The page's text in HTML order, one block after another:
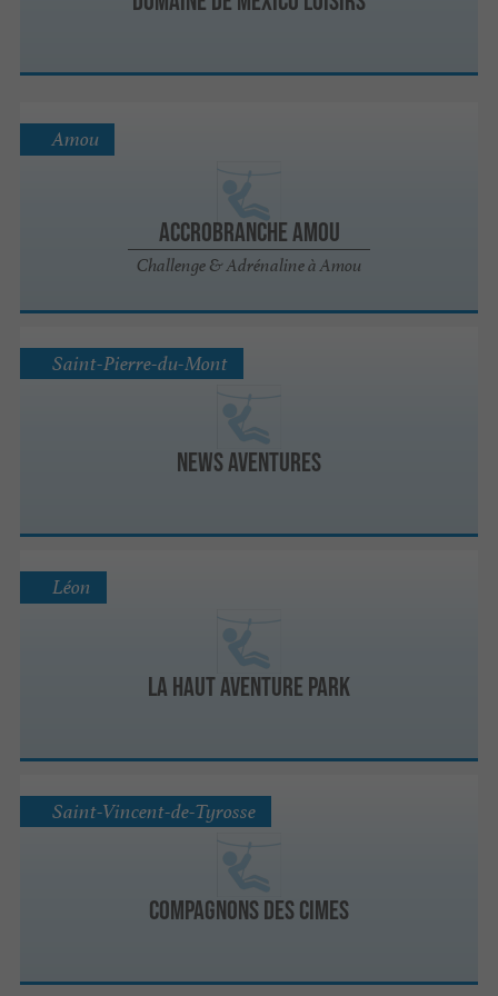
Accrobranche Amou
Challenge & Adrénaline à Amou
Amou
News Aventures
Saint-Pierre-du-Mont
La haut aventure park
Léon
Compagnons des cimes
Saint-Vincent-de-Tyrosse